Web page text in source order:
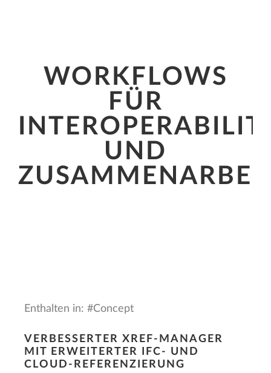
WORKFLOWS
FÜR
UND
Enthalten in: #Concept
VERBESSERTER XREF-MANAGER
MIT ERWEITERTER IFC- UND
CLOUD-REFERENZIERUNG